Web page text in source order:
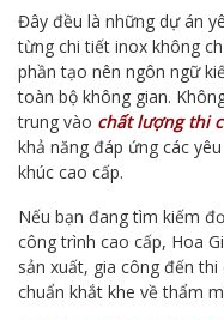
Đây đều là những dự án
từng chi tiết inox không
phần tạo nên ngôn ngữ
toàn bộ không gian.
trung vào chất lượng thi
khả năng đáp ứng các
khúc cao cấp.
Nếu bạn đang tìm kiếm
công trình cao cấp, Hoa
sản xuất, gia công đến
chuẩn khắt khe về thẩm